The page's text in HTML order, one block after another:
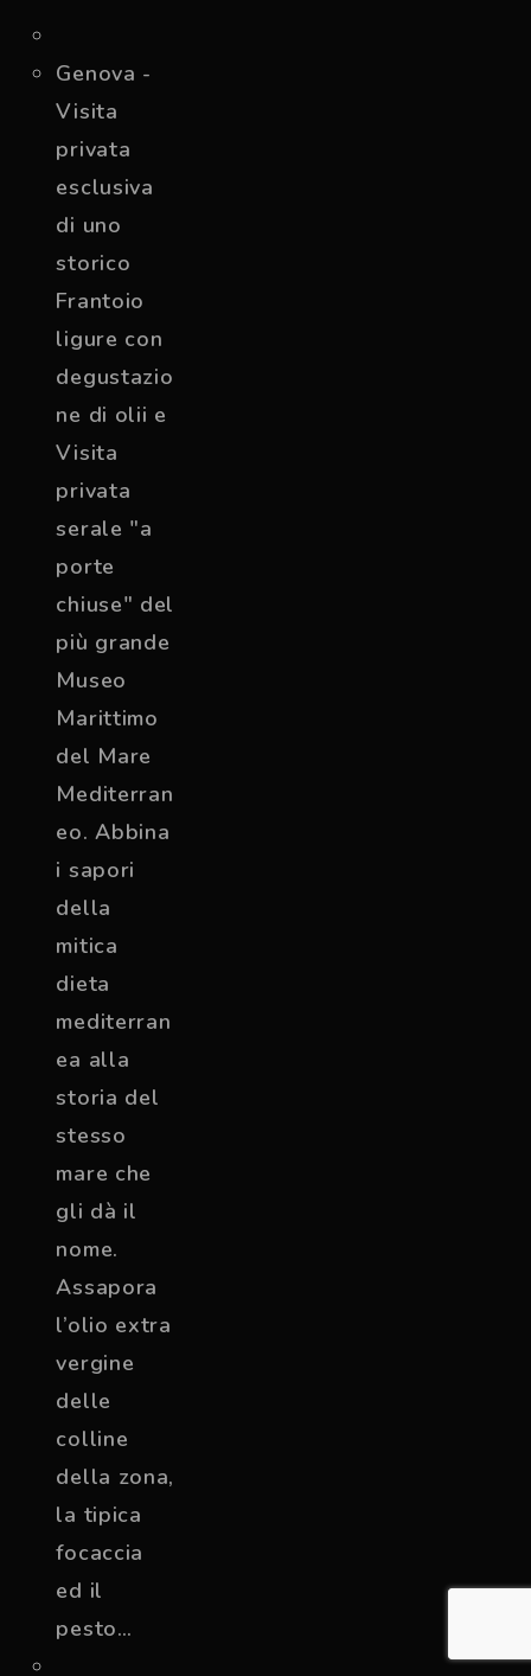
Genova -
Visita
privata
esclusiva
di uno
storico
Frantoio
ligure con
degustazio
ne di olii e
Visita
privata
serale "a
porte
chiuse" del
più grande
Museo
Marittimo
del Mare
Mediterran
eo. Abbina
i sapori
della
mitica
dieta
mediterran
ea alla
storia del
stesso
mare che
gli dà il
nome.
Assapora
l’olio extra
vergine
delle
colline
della zona,
la tipica
focaccia
ed il
pesto…